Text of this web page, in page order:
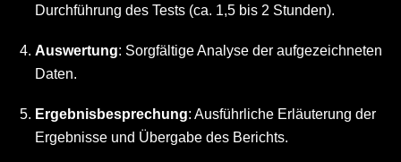
Durchführung des Tests (ca. 1,5 bis 2 Stunden).
Auswertung: Sorgfältige Analyse der aufgezeichneten
Daten.
Ergebnisbesprechung: Ausführliche Erläuterung der
Ergebnisse und Übergabe des Berichts.